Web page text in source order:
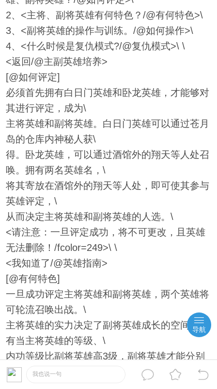
2、<主将、副将英雄有何特色？/@有何特色>\
3、<副将英雄的操作与训练。/@如何操作>\
4、<什么时候是复仇模式?/@复仇模式>\ \
<返回/@主副英雄培养>
[@如何评定]
必须首先拥有白日门英雄和卧龙英雄，才能够对
其进行评定，成为\
主将英雄和副将英雄。白日门英雄可以通过苍月
岛的仓库内神秘人获\
得。卧龙英雄，可以通过酒馆外的翔天等人处召
唤。拥有两名英雄名，\
将其寄放在酒馆外的翔天等人处，即可使其参与
英雄评定，\
从而决定主将英雄和副将英雄的人选。\
<请注意：一旦评定成功，将不可更改，且英雄
无法删除！/fcolor=249>\ \
<我知道了/@英雄指南>
[@有何特色]
一旦成功评定主将英雄和副将英雄，两个英雄将
可轮流召唤出战。\
主将英雄的实力决定了副将英雄成长的空间。只
有当主将英雄的等级、\
内功等级比副将英雄高3级，副将英雄才能分别
获得经验、内功经验。\
我也说一句
导航